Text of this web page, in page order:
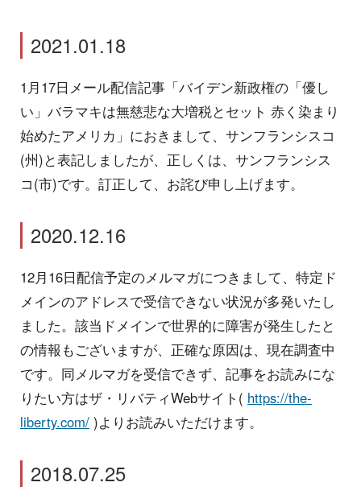
2021.01.18
1月17日メール配信記事「バイデン新政権の「優し
い」バラマキは無慈悲な大増税とセット 赤く染まり
始めたアメリカ」におきまして、サンフランシスコ
(州)と表記しましたが、正しくは、サンフランシス
コ(市)です。訂正して、お詫び申し上げます。
2020.12.16
12月16日配信予定のメルマガにつきまして、特定ド
メインのアドレスで受信できない状況が多発いたし
ました。該当ドメインで世界的に障害が発生したと
の情報もございますが、正確な原因は、現在調査中
です。同メルマガを受信できず、記事をお読みにな
りたい方はザ・リバティWebサイト( https://the-
liberty.com/ )よりお読みいただけます。
2018.07.25